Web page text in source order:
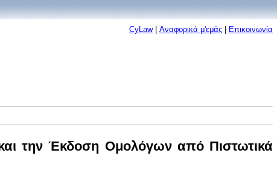
CyLaw| Αναφορικά μ'εμάς| Επικοινωνία
την Έκδοση Ομολόγων από Πιστωτικά